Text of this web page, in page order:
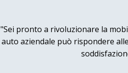
"Sei pronto a rivoluzionare la
auto aziendale può rispondere